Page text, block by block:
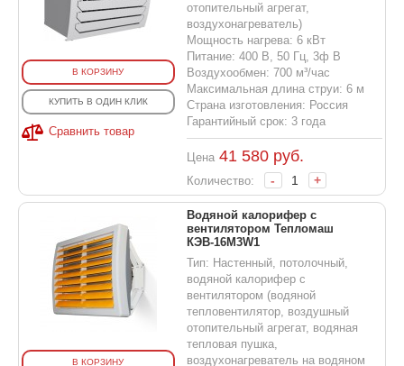
В КОРЗИНУ
КУПИТЬ В ОДИН КЛИК
Сравнить товар
отопительный агрегат,
воздухонагреватель)
Мощность нагрева: 6 кВт
Питание: 400 В, 50 Гц, 3ф В
Воздухообмен: 700 м³/час
Максимальная длина струи: 6 м
Страна изготовления: Россия
Гарантийный срок: 3 года
Цена 41 580руб.
Количество: - +
В КОРЗИНУ
Водяной калорифер с
вентилятором Тепломаш
КЭВ-16M3W1
Тип: Настенный, потолочный,
водяной калорифер с
вентилятором (водяной
тепловентилятор, воздушный
отопительный агрегат, водяная
тепловая пушка,
воздухонагреватель на водяном